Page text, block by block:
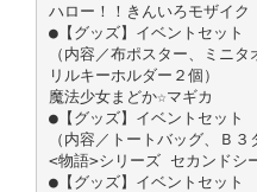
ハロー！！きんいろモザイク
●【グッズ】イベントセット
（内容／布ポスター、ミニ
リルキーホルダー２個）
魔法少女まどか☆マギカ
●【グッズ】イベントセット
（内容／トートバッグ、Ｂ
<物語>シリーズ セカンドシ
●【グッズ】イベントセット